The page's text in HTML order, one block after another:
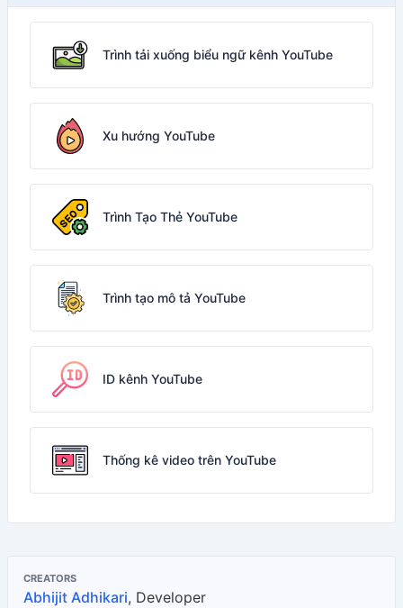
Trình tải xuống biểu ngữ kênh YouTube
Xu hướng YouTube
Trình Tạo Thẻ YouTube
Trình tạo mô tả YouTube
ID kênh YouTube
Thống kê video trên YouTube
CREATORS
Abhijit Adhikari, Developer